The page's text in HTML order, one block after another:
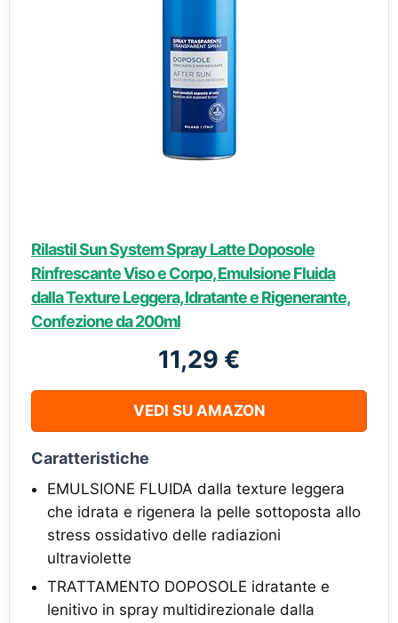
Rilastil Sun System Spray Latte Doposole
Rinfrescante Viso e Corpo, Emulsione Fluida
dalla Texture Leggera, Idratante e Rigenerante,
Confezione da 200ml
11,29 €
VEDI SU AMAZON
Caratteristiche
EMULSIONE FLUIDA dalla texture leggera
che idrata e rigenera la pelle sottoposta allo
stress ossidativo delle radiazioni
ultraviolette
TRATTAMENTO DOPOSOLE idratante e
lenitivo in spray multidirezionale dalla